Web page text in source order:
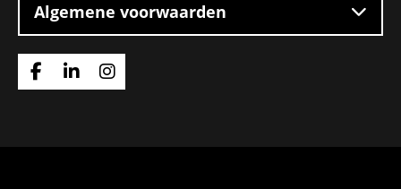
Algemene voorwaarden
Ga
Ga
Ga